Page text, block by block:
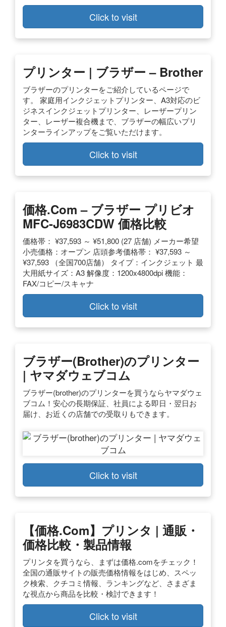
Click to visit
プリンター | ブラザー – Brother
ブラザーのプリンターをご紹介しているページで
す。 家庭用インクジェットプリンター、A3対応のビ
ジネスインクジェットプリンター、レーザープリン
ター、レーザー複合機まで、ブラザーの幅広いプリ
ンターラインアップをご覧いただけます。
Click to visit
価格.com – ブラザー プリビオ
MFC-J6983CDW 価格比較
価格帯： ¥37,593 ～ ¥51,800 (27 店舗) メーカー希望
小売価格：オープン 店頭参考価格帯： ¥37,593 ～
¥37,593 （全国700店舗） タイプ：インクジェット 最
大用紙サイズ：A3 解像度：1200x4800dpi 機能：
FAX/コピー/スキャナ
Click to visit
ブラザー(brother)のプリンター
| ヤマダウェブコム
ブラザー(brother)のプリンターを買うならヤマダウェ
ブコム！安心の長期保証、社員による即日・翌日お
届け、お近くの店舗での受取りもできます。
Click to visit
【価格.com】プリンタ | 通販・
価格比較・製品情報
プリンタを買うなら、まずは価格.comをチェック！
全国の通販サイトの販売価格情報をはじめ、スペッ
ク検索、クチコミ情報、ランキングなど、さまざま
な視点から商品を比較・検討できます！
Click to visit